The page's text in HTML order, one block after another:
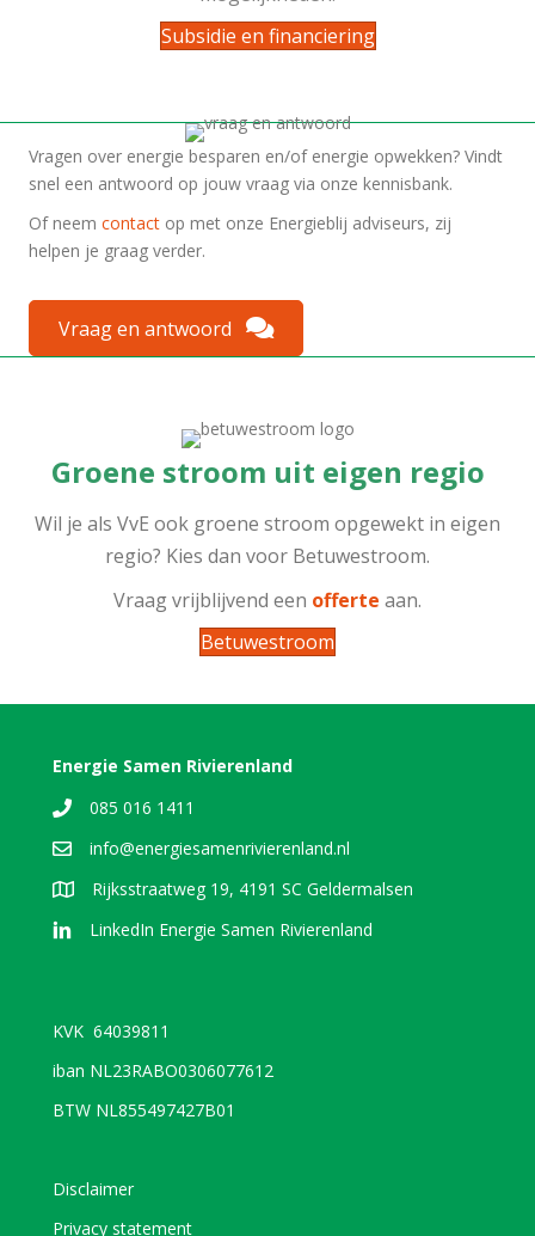
Subsidie en financiering
Vragen over energie besparen en/of energie opwekken? Vindt
snel een antwoord op jouw vraag via onze kennisbank.
Of neem contact op met onze Energieblij adviseurs, zij
helpen je graag verder.
Vraag en antwoord
Groene stroom uit eigen regio
Wil je als VvE ook groene stroom opgewekt in eigen
regio? Kies dan voor Betuwestroom.
Vraag vrijblijvend een offerte aan.
Betuwestroom
Energie Samen Rivierenland
085 016 1411
info@energiesamenrivierenland.nl
Rijksstraatweg 19, 4191 SC Geldermalsen
LinkedIn Energie Samen Rivierenland
KVK 64039811
iban NL23RABO0306077612
BTW NL855497427B01
Disclaimer
Privacy statement